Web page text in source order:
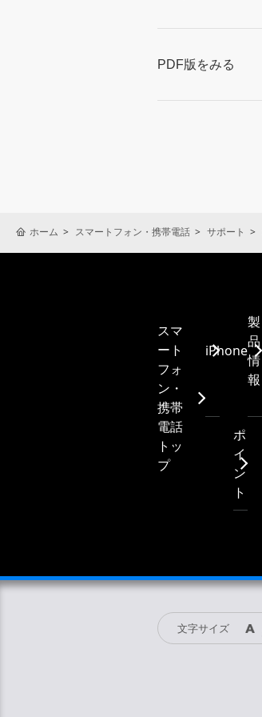
PDF版をみる
ホーム スマートフォン・携帯電話 サポート
スマ
ート
フォ
ン・
携帯
電話
トッ
プ
iPhone
製
品
情
報
ポ
イ
ン
ト
文字サイズ